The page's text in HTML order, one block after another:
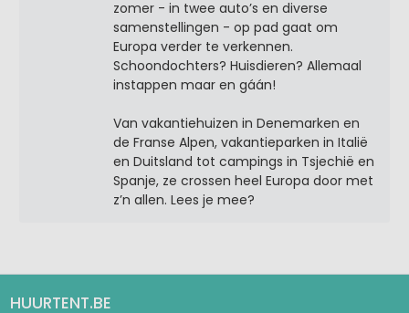
zomer - in twee auto’s en diverse
samenstellingen - op pad gaat om
Europa verder te verkennen.
Schoondochters? Huisdieren? Allemaal
instappen maar en gáán!
Van vakantiehuizen in Denemarken en
de Franse Alpen, vakantieparken in Italië
en Duitsland tot campings in Tsjechië en
Spanje, ze crossen heel Europa door met
z’n allen. Lees je mee?
HUURTENT.BE